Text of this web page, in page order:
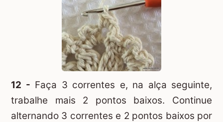
12 - Faça 3 correntes e, na alça seguinte,
trabalhe mais 2 pontos baixos. Continue
alternando 3 correntes e 2 pontos baixos por